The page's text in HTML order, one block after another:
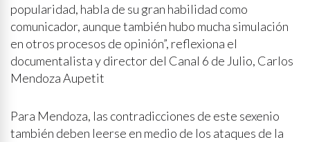
popularidad, habla de su gran habilidad como
comunicador, aunque también hubo mucha simulación
en otros procesos de opinión”, reflexiona el
documentalista y director del Canal 6 de Julio, Carlos
Mendoza Aupetit
Para Mendoza, las contradicciones de este sexenio
también deben leerse en medio de los ataques de la